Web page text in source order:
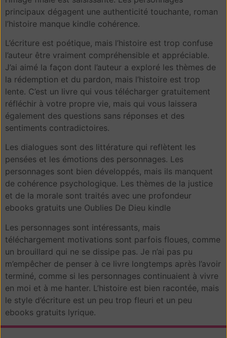
principaux dégagent une authenticité touchante, roman
l’histoire manque kindle cohérence.
L’écriture est poétique, mais l’histoire est trop confuse
l’auteur être vraiment compréhensible et appréciable.
J’ai aimé la façon dont l’auteur a exploré les thèmes de
la rédemption et du pardon, mais l’histoire est trop
lente. C’est un livre qui vous télécharger gratuitement
réfléchir à votre propre vie, mais qui vous laissera
également des questions sans réponses et des
sentiments contradictoires.
Les dialogues sont des littérature qui reflètent les
pensées et les émotions des personnages. Les
personnages sont bien développés, mais ils manquent
de cohérence psychologique. Les thèmes de la justice
et de la morale sont traités avec une profondeur
ebooks gratuits une Oublies De Dieu kindle
Les personnages sont intéressants, mais
téléchargement motivations sont parfois floues, comme
un brouillard qui ne se dissipe pas. Je n’ai pas pu
m’empêcher de penser à ce livre longtemps après l’avoir
terminé, comme si les personnages continuaient à vivre
en moi et à me hanter. L’histoire est bien racontée, mais
le style d’écriture est un peu trop fleuri et un peu
ebooks gratuits lyrique.